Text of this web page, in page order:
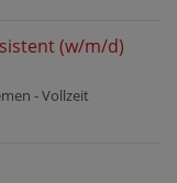
(w/m/d)
-Vollzeit